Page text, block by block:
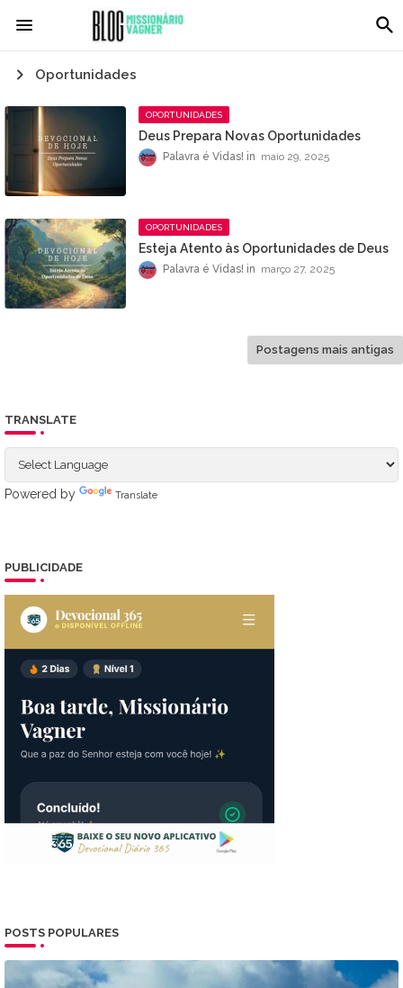
Oportunidades
OPORTUNIDADES
Deus Prepara Novas Oportunidades
Palavra é Vidas! maio 29, 2025
OPORTUNIDADES
Esteja Atento às Oportunidades de Deus
Palavra é Vidas! março 27, 2025
Postagens mais antigas
TRANSLATE
Powered by Translate
PUBLICIDADE
POSTS POPULARES